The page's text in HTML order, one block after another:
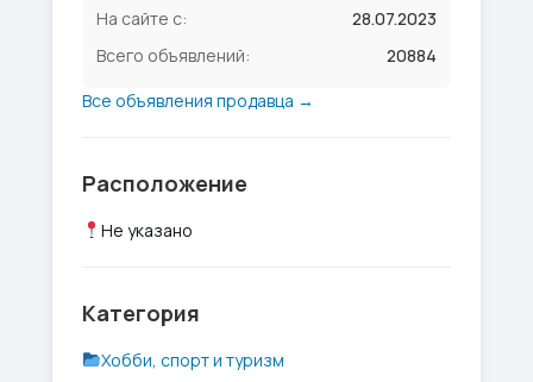
На сайте с:
28.07.2023
Всего объявлений:
20884
Все объявления продавца →
Расположение
Не указано
Категория
Хобби, спорт и туризм